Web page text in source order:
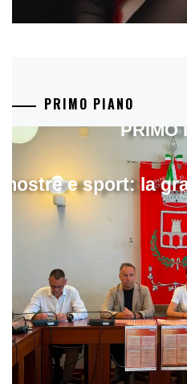
PRIMO PIANO
e sport: la
PRIMO